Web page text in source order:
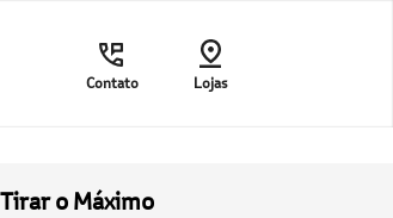
Contato Lojas
o Máximo